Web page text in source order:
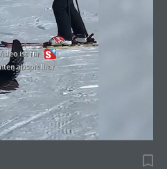
ist für
abspielbar